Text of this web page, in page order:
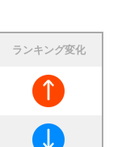
ランキング変化